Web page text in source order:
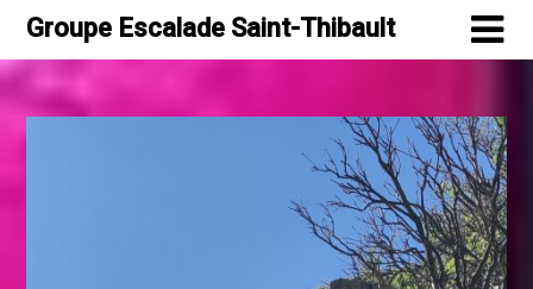
Skip
content
Groupe Escalade Saint-Thibault